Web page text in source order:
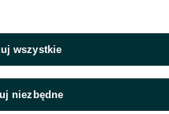
wszystkie
niezbędne